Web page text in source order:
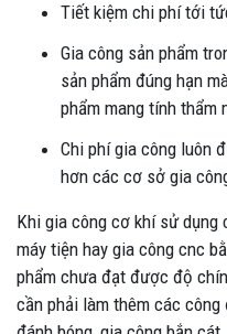
Tiết kiệm chi phí tới
Gia công sản phẩm
sản phẩm đúng hạn
phẩm mang tính thẩm
Chi phí gia công luôn
hơn các cơ sở gia
Khi gia công cơ khí sử
máy tiện hay gia công cnc
phẩm chưa đạt được độ
cần phải làm thêm các